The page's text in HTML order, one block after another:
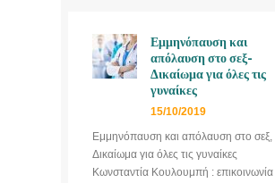
Εμμηνόπαυση και
απόλαυση στο σεξ-
Δικαίωμα για όλες τις
γυναίκες
15/10/2019
Εμμηνόπαυση και απόλαυση στο σεξ,
Δικαίωμα για όλες τις γυναίκες
Κωνσταντία Κουλουμπή : επικοινωνία